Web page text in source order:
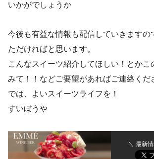
いかがでしょうか
今後も有益な情報も配信していきますの
ただければと思います。
こんなスイーツ紹介してほしい！とかこ
みて！！などご要望があればご連絡くだ
では、よいスイーツライフを！
すいぼうや
＼ 最新